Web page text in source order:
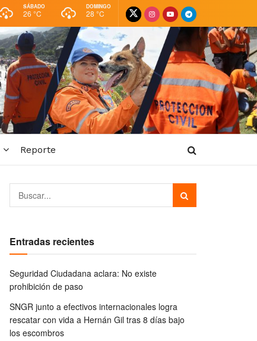
SÁBADO
26 °C
DOMINGO
28 °C
Reporte
Entradas recientes
Seguridad Ciudadana aclara: No existe
prohibición de paso
SNGR junto a efectivos internacionales logra
rescatar con vida a Hernán Gil tras 8 días bajo
los escombros